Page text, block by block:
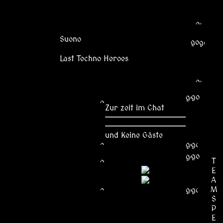
T
E
A
M
S
P
E
Suono
Last Techno Heroes
Zur zeit im Chat
und Keine Gäste